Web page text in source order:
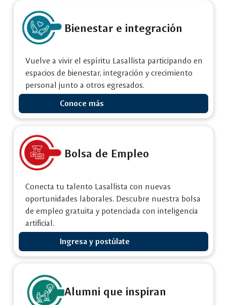
Bienestar e integración
Vuelve a vivir el espíritu Lasallista participando en
espacios de bienestar, integración y crecimiento
personal junto a otros egresados.
Conoce más
Bolsa de Empleo
Conecta tu talento Lasallista con nuevas
oportunidades laborales. Descubre nuestra bolsa
de empleo gratuita y potenciada con inteligencia
artificial.
Ingresa y postúlate
Alumni que inspiran